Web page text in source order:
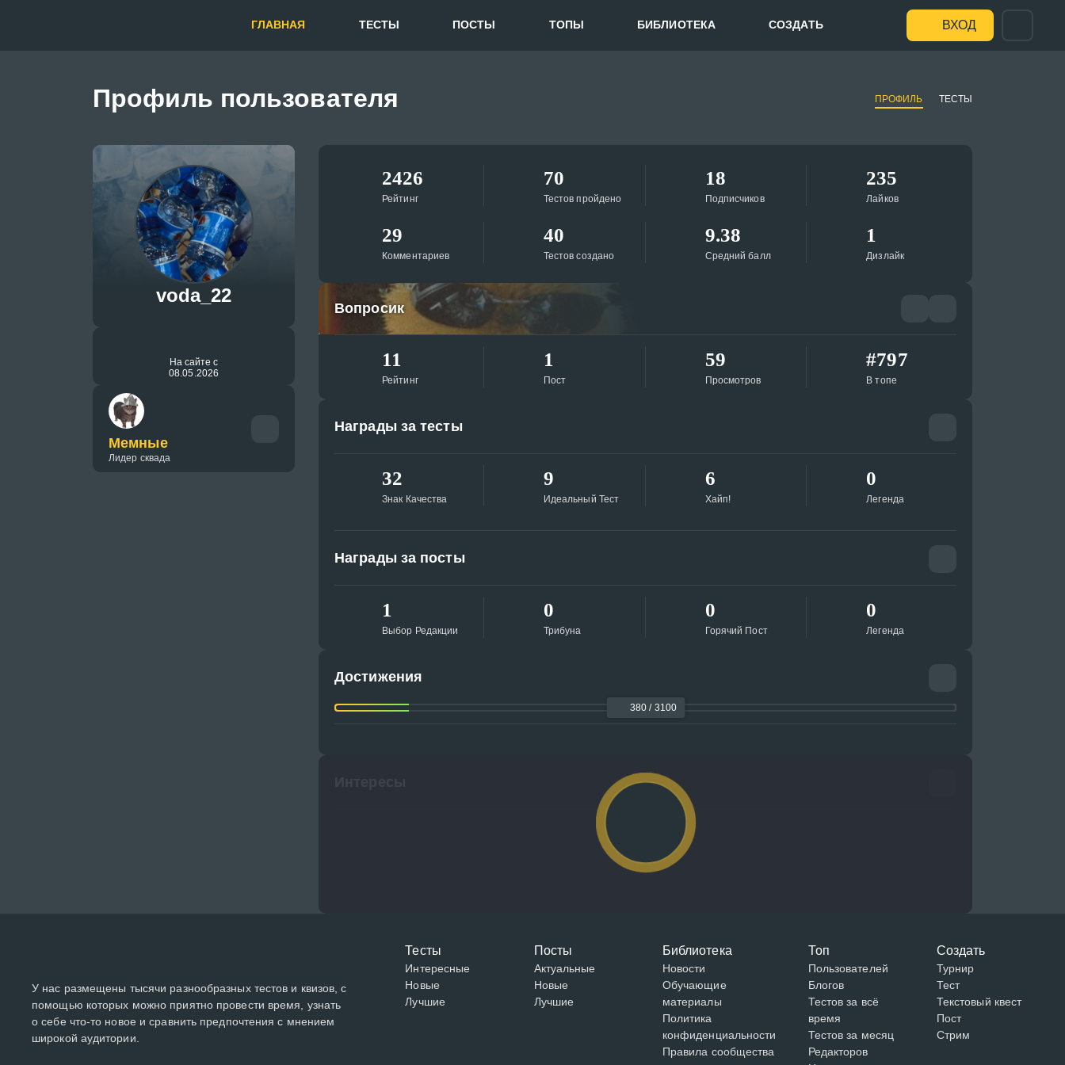
ГЛАВНАЯ ТЕСТЫ ПОСТЫ ТОПЫ БИБЛИОТЕКА СОЗДАТЬ ВХОД
Профиль пользователя ПРОФИЛЬ ТЕСТЫ
voda_22
На сайте с
08.05.2026
Мемные
Лидер сквада
2426
Рейтинг
70
Тестов пройдено
18
Подписчиков
235
Лайков
29
Комментариев
40
Тестов создано
9.38
Средний балл
1
Дизлайк
Вопросик
11
Рейтинг
1
Пост
59
Просмотров
#797
В топе
Награды за тесты
32
Знак Качества
9
Идеальный Тест
6
Хайп!
0
Легенда
Награды за посты
1
Выбор Редакции
0
Трибуна
0
Горячий Пост
0
Легенда
Достижения
380 / 3100
У нас размещены тысячи разнообразных тестов и квизов, с
помощью которых можно приятно провести время, узнать
о себе что-то новое и сравнить предпочтения с мнением
широкой аудитории.
Тесты
Интересные
Новые
Лучшие
Посты
Актуальные
Новые
Лучшие
Библиотека
Новости
Обучающие
материалы
Политика
конфиденциальности
Правила сообщества
Топ
Пользователей
Блогов
Тестов за всё
время
Тестов за месяц
Редакторов
Создать
Турнир
Тест
Текстовый квест
Пост
Стрим